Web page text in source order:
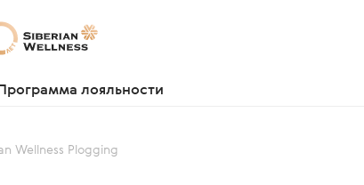
лояльности
Wellness Plogging